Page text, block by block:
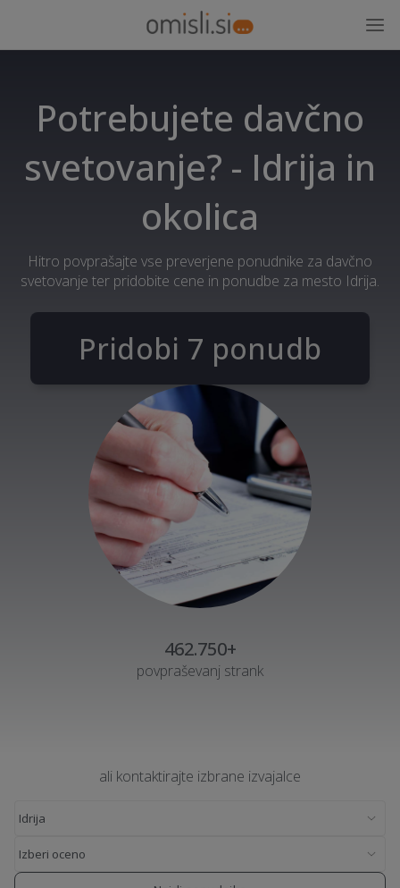
Potrebujete davčno
svetovanje? - Idrija in
okolica
Hitro povprašajte vse preverjene ponudnike za davčno
svetovanje ter pridobite cene in ponudbe za mesto Idrija.
Pridobi 7 ponudb
462.750+
povpraševanj strank
ali kontaktirajte izbrane izvajalce